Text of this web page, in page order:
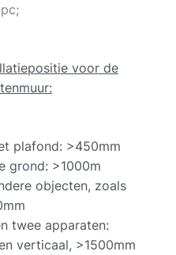
voor de
plafond: >450mm
grond: >1000m
objecten, zoals
twee apparaten:
verticaal, >1500mm